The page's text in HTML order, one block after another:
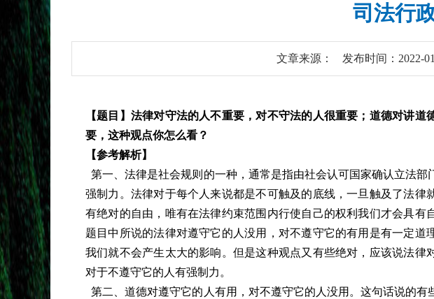
司法行
文章来源： 发布时间：2022-
【题目】法律对守法的人不重要，对不守法的人很重要；道德对讲道
要，这种观点你怎么看？
【参考解析】
第一、法律是社会规则的一种，通常是指由社会认可国家确认立法部
强制力。法律对于每个人来说都是不可触及的底线，一旦触及了法律
有绝对的自由，唯有在法律约束范围内行使自己的权利我们才会具有
题目中所说的法律对遵守它的人没用，对不遵守它的有用是有一定道
我们就不会产生太大的影响。但是这种观点又有些绝对，应该说法律
对于不遵守它的人有强制力。
第二、道德对遵守它的人有用，对不遵守它的人没用。这句话说的有